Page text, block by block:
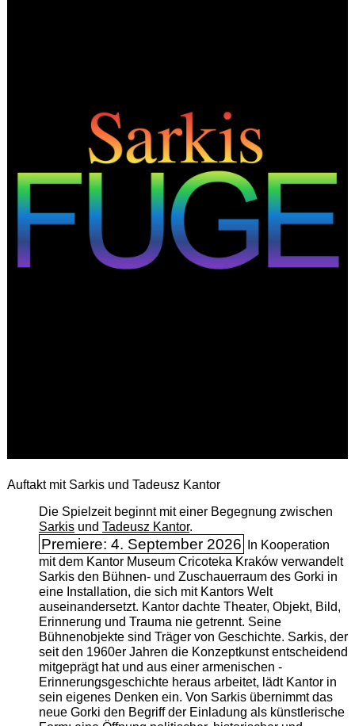
Auftakt mit Sarkis und Tadeusz Kantor
Die Spielzeit beginnt mit einer Begegnung zwischen
Sarkisund Tadeusz Kantor.
Premiere: 4. September 2026
In Kooperation
mit dem Kantor Museum Cricoteka Kraków verwandelt
Sarkis den Bühnen- und Zuschauerraum des Gorki in
eine Installation, die sich mit Kantors Welt
auseinandersetzt. Kantor dachte Theater, Objekt, Bild,
Erinnerung und Trauma nie getrennt. Seine
Bühnenobjekte sind Träger von Geschichte. Sarkis, der
seit den 1960er Jahren die Konzeptkunst entscheidend
mitgeprägt hat und aus einer armenischen ­
Erinnerungsgeschichte heraus arbeitet, lädt Kantor in
sein eigenes Denken ein. Von Sarkis übernimmt das
neue Gorki den Begriff der Einladung als künstlerische